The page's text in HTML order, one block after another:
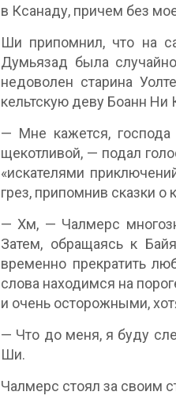
в Ксанаду, причем без
Ши припомнил, что на
Думьязад была
недоволен старина
кельтскую деву Боанн
— Мне кажется, господа
щекотливой, — подал
«искателями
грез, припомнив сказки
— Хм, — Чалмерс
Затем, обращаясь к
временно прекратить
слова находимся на
и очень осторожными,
— Что до меня, я буду
Ши.
Чалмерс стоял за своим